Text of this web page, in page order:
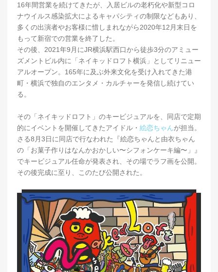
16年間営業を続けてきたが、入居ビルの老朽化や新型コロ
ナウイルス感染拡大によるキャパシティの制限などもあり、
多くの出演者やお客様に惜しまれながら2020年12月末日を
もって新宿での営業を終了した。
その後、2021年9月にJR横浜駅西口から徒歩3分のアミュー
ズメントビル内に「ネイキッドロフト横浜」としてリニュー
アルオープン。165年に及ぶ外来文化を受け入れてきた港
町・横浜で独自のエンタメ・カルチャーを発信し続けてい
る。
その「ネイキッドロフト」のキービジュアルを、同店で定期
的にイベントを開催してきたアイドル・ 絵恋ちゃんが担当。
さる8月3日に同店で行なわれた『絵恋ちゃんと由衣ちゃん
の「お菓子作りはなんかおかしい〜シフォンケーキ編〜」』
でキービジュアル任命が発表され、その場でラフ画を公開。
その後完成に至り、このたび公開された。